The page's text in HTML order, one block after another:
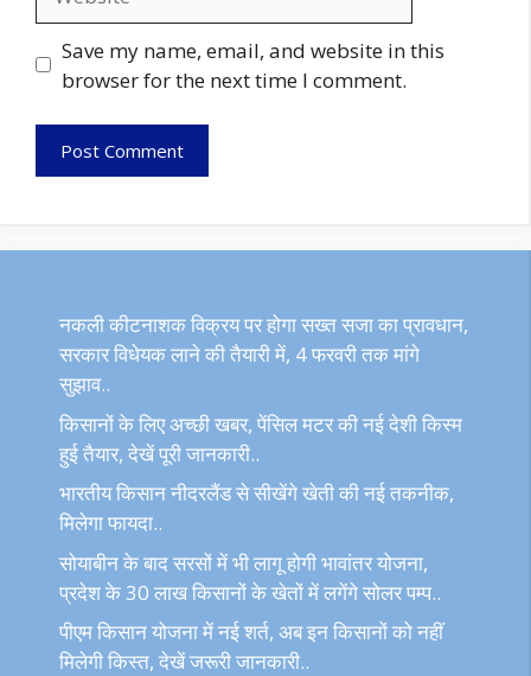
Save my name, email, and website in this
browser for the next time I comment.
नकली कीटनाशक विक्रय पर होगा सख्त सजा का प्रावधान,
सरकार विधेयक लाने की तैयारी में, 4 फरवरी तक मांगे
सुझाव..
किसानों के लिए अच्छी खबर, पेंसिल मटर की नई देशी किस्म
हुई तैयार, देखें पूरी जानकारी..
भारतीय किसान नीदरलैंड से सीखेंगे खेती की नई तकनीक,
मिलेगा फायदा..
सोयाबीन के बाद सरसों में भी लागू होगी भावांतर योजना,
प्रदेश के 30 लाख किसानों के खेतों में लगेंगे सोलर पम्प..
पीएम किसान योजना में नई शर्त, अब इन किसानों को नहीं
मिलेगी किस्त, देखें जरूरी जानकारी..